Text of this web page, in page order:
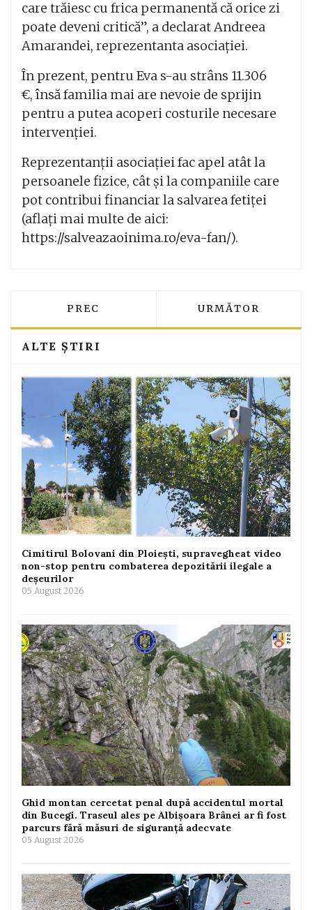
care trăiesc cu frica permanentă că orice zi
poate deveni critică”, a declaratAndreea
Amarandei, reprezentanta asociației.
În prezent, pentru Eva s-au strâns 11.306
€, însă familia mai are nevoie de sprijin
pentru a putea acoperi costurile necesare
intervenției.
Reprezentanții asociației fac apel atât la
persoanele fizice, cât și la companiile care
pot contribui financiar la salvarea fetiței
(aflați mai multe de aici:
https://salveazaoinima.ro/eva-fan/).
ARTICOL PRECEDENT: LOCUITORII DE
PREC ARTICOLUL
URMĂTOR
ALTE ȘTIRI
Cimitirul Bolovani din Ploiești, supravegheat video
non-stop pentru combaterea depozitării ilegale a
deșeurilor
05 August 2026
Ghid montan cercetat penal după accidentul mortal
din Bucegi. Traseul ales pe Albișoara Brânei ar fi fost
parcurs fără măsuri de siguranță adecvate
05 August 2026